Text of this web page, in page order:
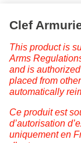
Clef
This product is
Arms
and is
placed from
automatically
Ce produit est
d’autorisation
uniquement en